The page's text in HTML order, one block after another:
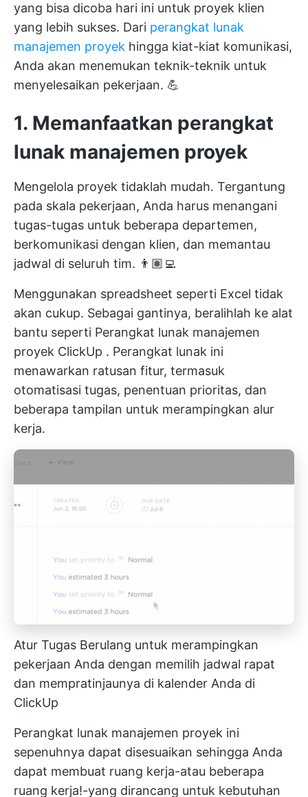
yang bisa dicoba hari ini untuk proyek klien
yang lebih sukses. Dari perangkat lunak
manajemen proyek hingga kiat-kiat komunikasi,
Anda akan menemukan teknik-teknik untuk
menyelesaikan pekerjaan. 💪
1. Memanfaatkan perangkat
lunak manajemen proyek
Mengelola proyek tidaklah mudah. Tergantung
pada skala pekerjaan, Anda harus menangani
tugas-tugas untuk beberapa departemen,
berkomunikasi dengan klien, dan memantau
jadwal di seluruh tim. 👨🏽‍💻
Menggunakan spreadsheet seperti Excel tidak
akan cukup. Sebagai gantinya, beralihlah ke alat
bantu seperti Perangkat lunak manajemen
proyek ClickUp . Perangkat lunak ini
menawarkan ratusan fitur, termasuk
otomatisasi tugas, penentuan prioritas, dan
beberapa tampilan untuk merampingkan alur
kerja.
Atur Tugas Berulang untuk merampingkan
pekerjaan Anda dengan memilih jadwal rapat
dan mempratinjaunya di kalender Anda di
ClickUp
Perangkat lunak manajemen proyek ini
sepenuhnya dapat disesuaikan sehingga Anda
dapat membuat ruang kerja-atau beberapa
ruang kerja!-yang dirancang untuk kebutuhan